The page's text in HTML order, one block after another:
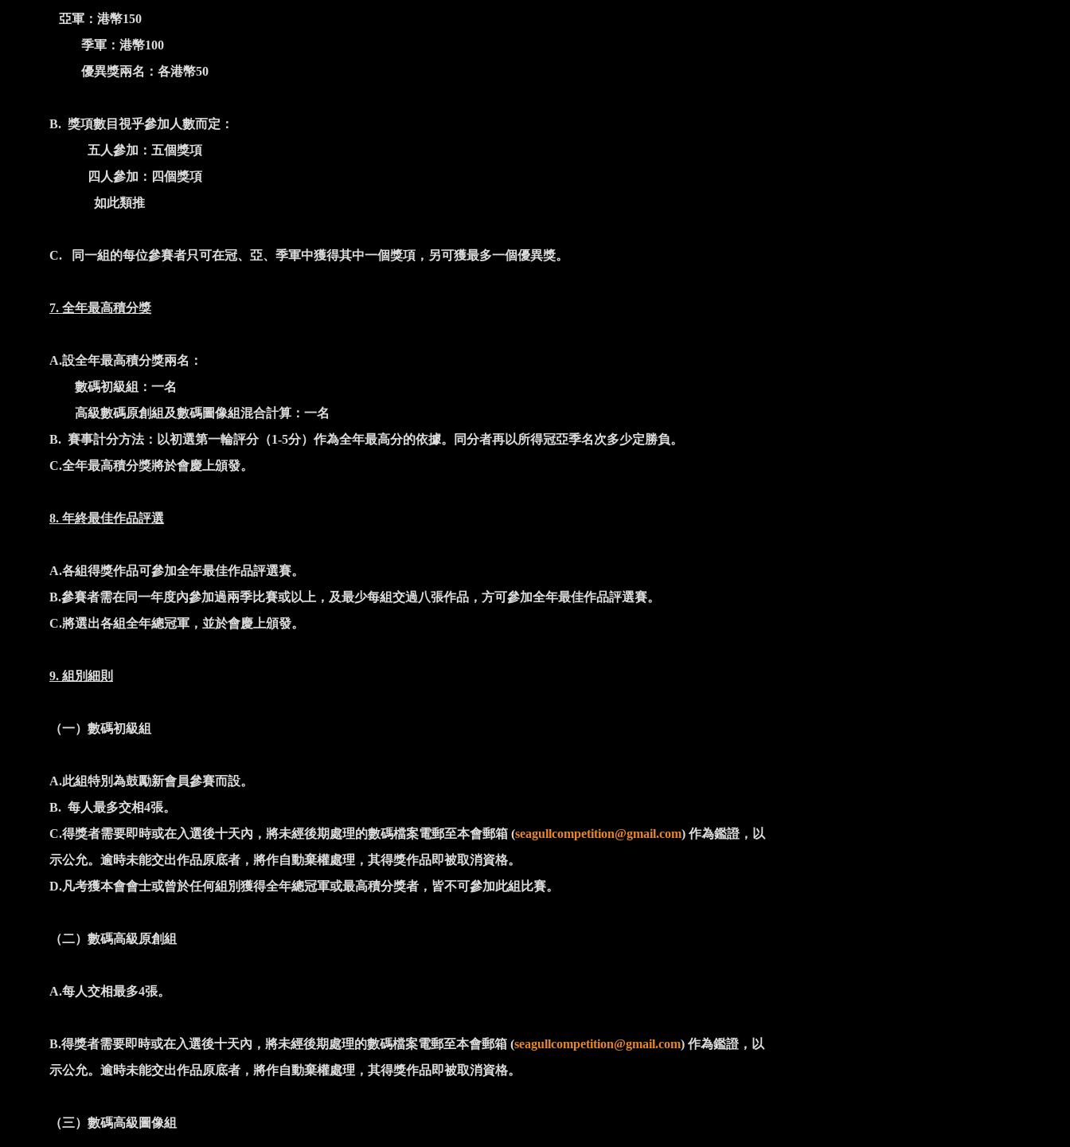
亞軍：港幣150
季軍：港幣100
優異獎兩名：各港幣50
B. 獎項數目視乎參加人數而定：
五人參加：五個獎項
四人參加：四個獎項
如此類推
C. 同一組的每位參賽者只可在冠、亞、季軍中獲得其中一個獎項，另可獲最多一個優異獎。
7. 全年最高積分獎
A.設全年最高積分獎兩名：
數碼初級組：一名
高級數碼原創組及數碼圖像組混合計算：一名
B. 賽事計分方法：以初選第一輪評分（1-5分）作為全年最高分的依據。同分者再以所得冠亞季名次多少定勝負。
C.全年最高積分獎將於會慶上頒發。
8. 年終最佳作品評選
A.各組得獎作品可參加全年最佳作品評選賽。
B.參賽者需在同一年度內參加過兩季比賽或以上，及最少每組交過八張作品，方可參加全年最佳作品評選賽。
C.將選出各組全年總冠軍，並於會慶上頒發。
9. 組別細則
（一）數碼初級組
A.此組特別為鼓勵新會員參賽而設。
B. 每人最多交相4張。
C.得獎者需要即時或在入選後十天內，將未經後期處理的數碼檔案電郵至本會郵箱 (seagullcompetition@gmail.com) 作為鑑證，以
示公允。逾時未能交出作品原底者，將作自動棄權處理，其得獎作品即被取消資格。
D.凡考獲本會會士或曾於任何組別獲得全年總冠軍或最高積分獎者，皆不可參加此組比賽。
（二）數碼高級原創組
A.每人交相最多4張。
B.得獎者需要即時或在入選後十天內，將未經後期處理的數碼檔案電郵至本會郵箱 (seagullcompetition@gmail.com) 作為鑑證，以
示公允。逾時未能交出作品原底者，將作自動棄權處理，其得獎作品即被取消資格。
（三）數碼高級圖像組